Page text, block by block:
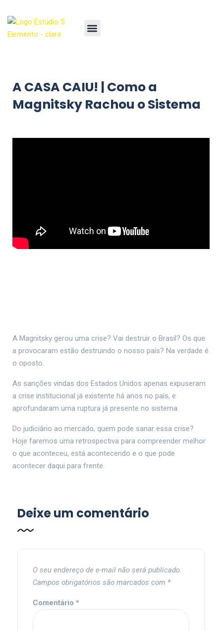
A CASA CAIU! | Como a
Magnitsky Rachou o Sistema
A Magnitsky gerou uma crise? Vai destruir o Brasil? Os que
a provocaram estão destruindo o nosso país? Na verdade é
o oposto.
As sanções vindas dos Estados Unidos apenas expuseram
a crise institucional já existente há anos no país, e
aprofundaram uma ruptura já presente no sistema.
Do judiciário ao mercado, quem pode sanar essa crise?
Hoje faremos uma retrospectiva para compreender melhor
o que aconteceu, está acontecendo e o que pode
acontecer daqui para frente.
Deixe um comentário
O seu endereço de e-mail não será publicado.
Campos obrigatórios são marcados com *
Comentário *